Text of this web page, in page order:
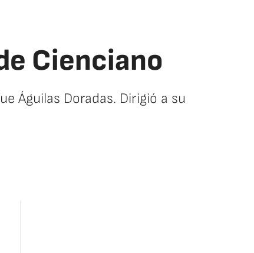
Cienciano
Águilas Doradas. Dirigió a su